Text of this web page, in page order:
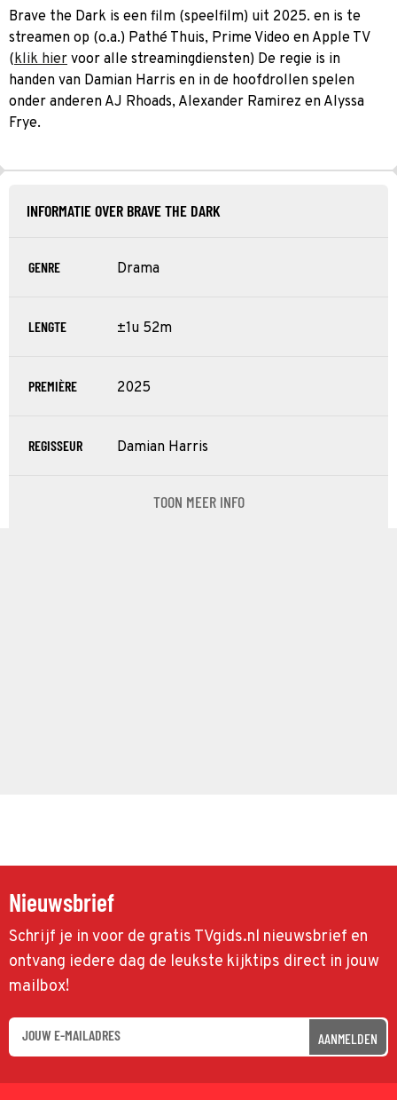
Brave the Dark is een film (speelfilm) uit 2025. en is te
streamen op (o.a.) Pathé Thuis, Prime Video en Apple TV
(klik hier voor alle streamingdiensten) De regie is in
handen van Damian Harris en in de hoofdrollen spelen
onder anderen AJ Rhoads, Alexander Ramirez en Alyssa
Frye.
INFORMATIE OVER BRAVE THE DARK
GENRE Drama
LENGTE ±1u 52m
PREMIÈRE 2025
REGISSEUR Damian Harris
TOON MEER INFO
Nieuwsbrief
Schrijf je in voor de gratis TVgids.nl nieuwsbrief en
ontvang iedere dag de leukste kijktips direct in jouw
mailbox!
AANMELDEN